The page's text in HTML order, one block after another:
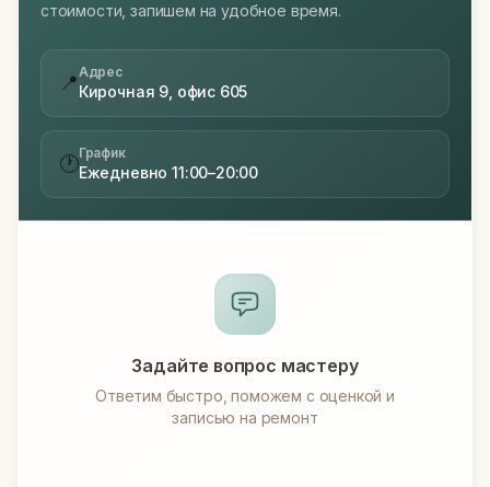
стоимости, запишем на удобное время.
📍Адрес
Кирочная 9, офис 605
🕐График
Ежедневно 11:00–20:00
Задайте вопрос мастеру
Ответим быстро, поможем с оценкой и
записью на ремонт